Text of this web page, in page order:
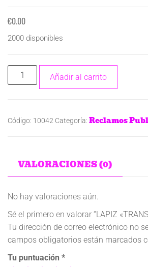
€0.00
2000 disponibles
Añadir al carrito
Código: 10042 Categoría: Reclamos
VALORACIONES (0)
No hay valoraciones aún.
Sé el primero en valorar “LAPIZ
Tu dirección de correo electrónico no
campos obligatorios están marcados
Tu puntuación *